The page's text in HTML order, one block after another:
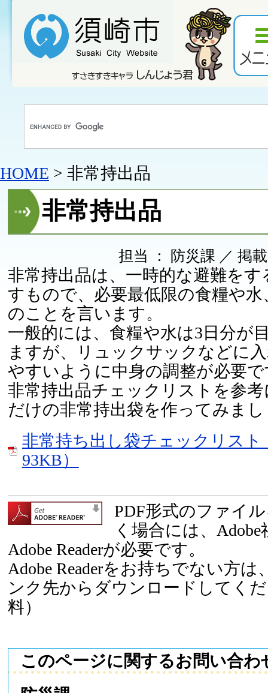
HOME > 非常持出品
非常持出品
担当 ： 防災課 ／ 掲
非常持出品は、一時的な避難をす
すもので、必要最低限の食糧や
のことを言います。
一般的には、食糧や水は3日分が
ますが、リュックサックなどに
やすいように中身の調整が必要
非常持出品チェックリストを参
だけの非常持出袋を作ってみま
非常持ち出し袋チェックリスト
93KB）
PDF形式のファイ
く場合には、
Adobe Readerが必要です。
Adobe Readerをお持ちでない方は
ンク先からダウンロードしてく
料）
このページに関するお問い合わ